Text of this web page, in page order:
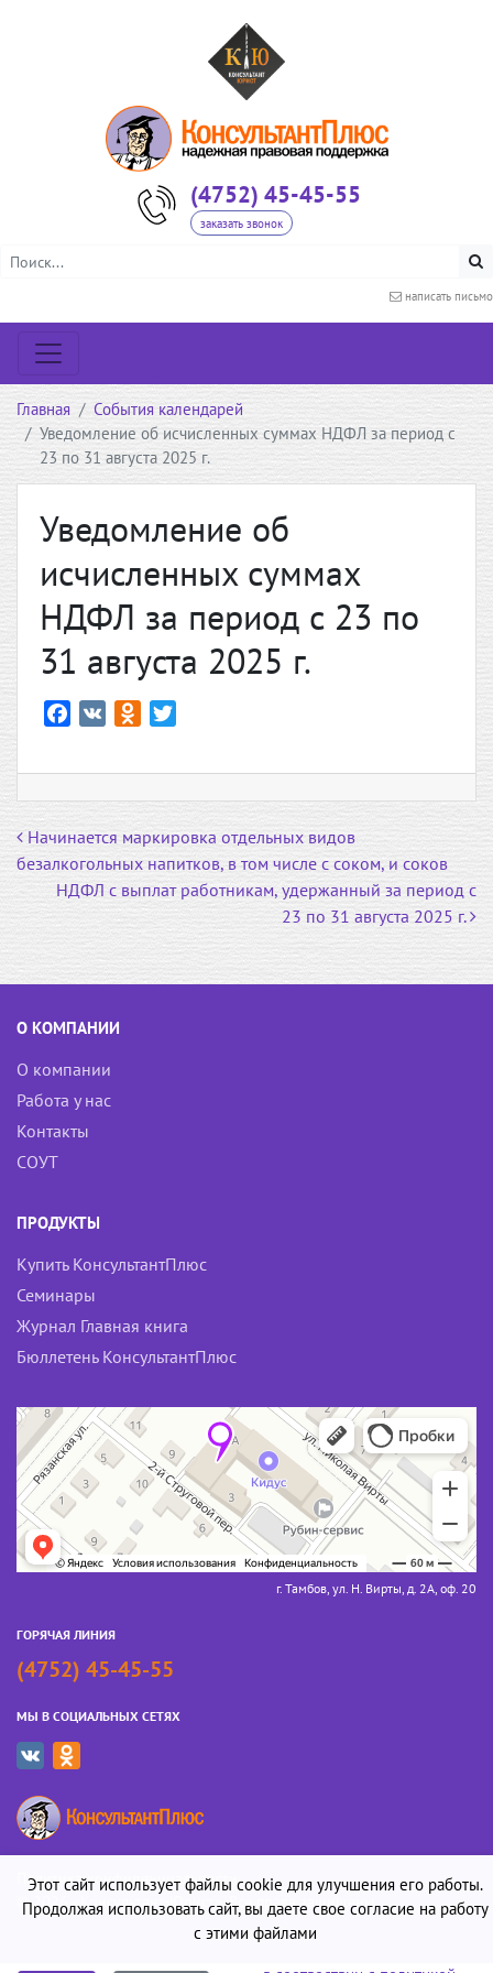
(4752) 45-45-55
заказать звонок
написать письмо
Главная
События календарей
Уведомление об исчисленных суммах НДФЛ за период с
23 по 31 августа 2025 г.
Уведомление об
исчисленных суммах
НДФЛ за период с 23 по
31 августа 2025 г.
o
o
k
k
l
a
s
s
i
e
r
Навигация по записям
Начинается маркировка отдельных видов
безалкогольных напитков, в том числе с соком, и соков
НДФЛ с выплат работникам, удержанный за период с
23 по 31 августа 2025 г.
О КОМПАНИИ
О компании
Работа у нас
Контакты
СОУТ
ПРОДУКТЫ
Купить КонсультантПлюс
Семинары
Журнал Главная книга
Бюллетень КонсультантПлюс
г. Тамбов, ул. Н. Вирты, д. 2А, оф. 20
ГОРЯЧАЯ ЛИНИЯ
(4752) 45-45-55
МЫ В СОЦИАЛЬНЫХ СЕТЯХ
Политика конфиденциальности
© 2026 «Консультант-Юрист». Все права защищены
Этот сайт использует файлы cookie для улучшения его работы.
Продолжая использовать сайт, вы даете свое согласие на работу
с этими файлами